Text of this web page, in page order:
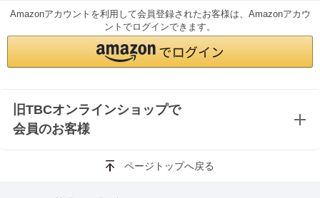
Amazonアカウントを利用して会員登録されたお客様は、Amazonアカウ
ントでログインできます。
旧TBCオンラインショップで
会員のお客様
ページトップへ戻る